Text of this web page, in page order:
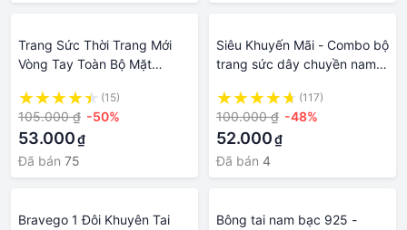
Trang Sức Thời Trang Mới
Vòng Tay Toàn Bộ Mặt
Quà Tặng Cho Nam Nữ
Unisex
(15)
105.000 ₫ -50%
53.000₫
Đã bán 75
Siêu Khuyến Mãi - Combo bộ
trang sức dây chuyền nam
vàng 24k cực Cool Ngầu
Cho Dân chơi
(117)
100.000 ₫ -48%
52.000₫
Đã bán 4
Bravego 1 Đôi Khuyên Tai
Bông tai nam bạc 925 -